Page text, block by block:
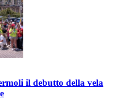
il debutto della vela